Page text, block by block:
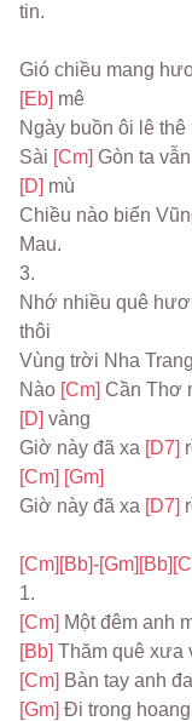
tin.
Gió chiều mang
[Eb] mê
Ngày buồn ôi lê
Sài [Cm] Gòn ta vẫn
[D] mù
Chiều nào biển
Mau.
3.
Nhớ nhiều quê
thôi
Vùng trời Nha
Nào [Cm] Cần Thơ
[D] vàng
Giờ này đã xa [D7]
[Cm] [Gm]
Giờ này đã xa [D7]
[Cm] [Bb]-[Gm] [Bb]
1.
[Cm] Một đêm anh
[Bb] Thăm quê xưa
[Cm] Bàn tay anh
[Gm] Đi trong